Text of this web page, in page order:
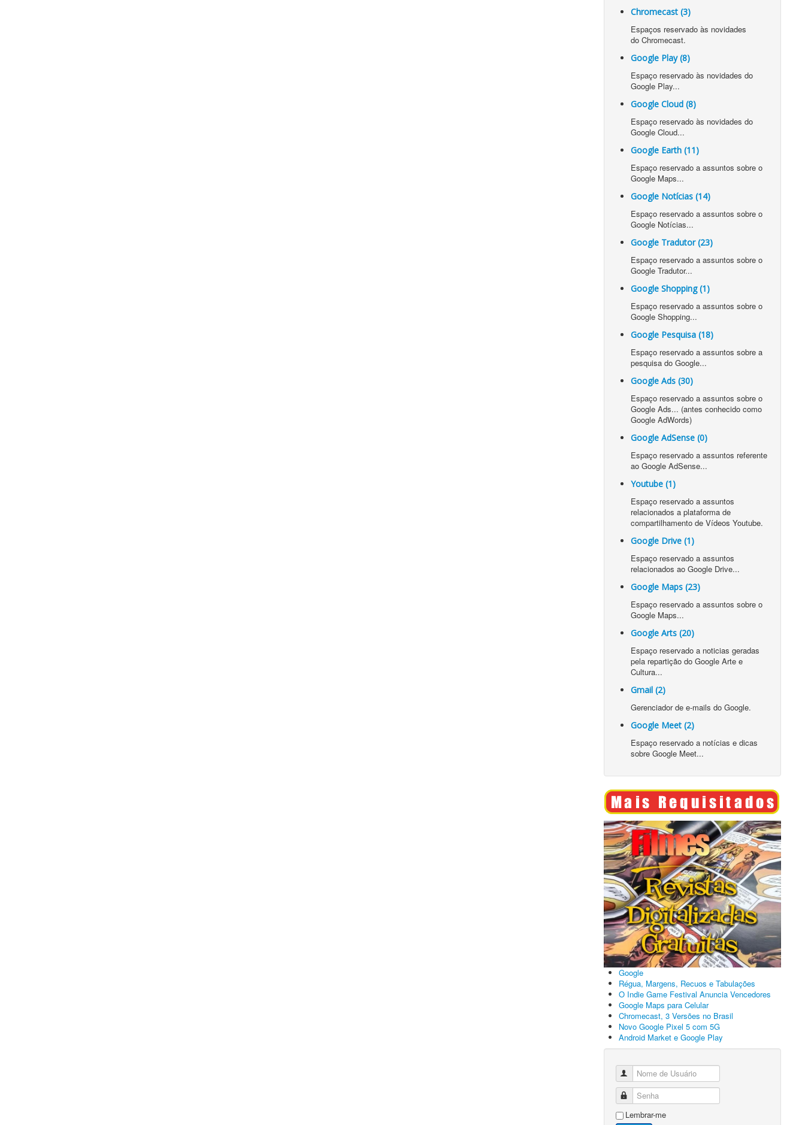
Chromecast (3)
Espaços reservado às novidades
do Chromecast.
Google Play (8)
Espaço reservado às novidades do
Google Play...
Google Cloud (8)
Espaço reservado às novidades do
Google Cloud...
Google Earth (11)
Espaço reservado a assuntos sobre o
Google Maps...
Google Notícias (14)
Espaço reservado a assuntos sobre o
Google Notícias...
Google Tradutor (23)
Espaço reservado a assuntos sobre o
Google Tradutor...
Google Shopping (1)
Espaço reservado a assuntos sobre o
Google Shopping...
Google Pesquisa (18)
Espaço reservado a assuntos sobre a
pesquisa do Google...
Google Ads (30)
Espaço reservado a assuntos sobre o
Google Ads... (antes conhecido como
Google AdWords)
Google AdSense (0)
Espaço reservado a assuntos referente
ao Google AdSense...
Youtube (1)
Espaço reservado a assuntos
relacionados a plataforma de
compartilhamento de Vídeos Youtube.
Google Drive (1)
Espaço reservado a assuntos
relacionados ao Google Drive...
Google Maps (23)
Espaço reservado a assuntos sobre o
Google Maps...
Google Arts (20)
Espaço reservado a noticias geradas
pela repartição do Google Arte e
Cultura...
Gmail (2)
Gerenciador de e-mails do Google.
Google Meet (2)
Espaço reservado a notícias e dicas
sobre Google Meet...
Google
Régua, Margens, Recuos e Tabulações
O Indie Game Festival Anuncia Vencedores
Google Maps para Celular
Chromecast, 3 Versões no Brasil
Novo Google Pixel 5 com 5G
Android Market e Google Play
Nome de Usuário
Senha
Lembrar-me